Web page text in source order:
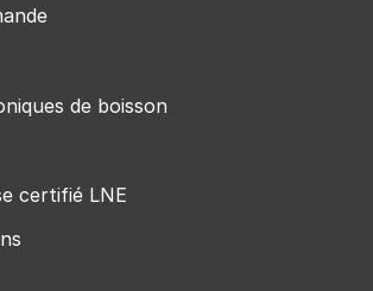
de boisson
certifié LNE